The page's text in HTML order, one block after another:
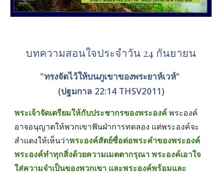
บทความสอนใจประจำวัน 24 กันยายน
"ทรงจัดไว้ให้บนภูเขาของพระยาห์เวห์"
(ปฐมกาล 22:14 THSV2011)
พระเจ้าจัดเตรียมให้กับประชากรของพระองค์ พระองค์
อาจอนุญาตให้พวกเขาฟันฝ่าการทดลอง แต่พระองค์จะ
สำแดงให้เห็นว่าพระองค์สัตย์ซื่อต่อพระคำของพระองค์
พระองค์ทำทุกสิ่งด้วยความเมตตากรุณา พระองค์เอาใจ
ใส่ความจำเป็นของพวกเขา และพระองค์พร้อมและ